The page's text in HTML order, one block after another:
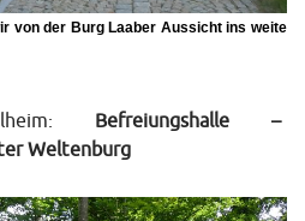
von der Burg Laaber Aussicht ins weite
Befreiungshalle –
Weltenburg